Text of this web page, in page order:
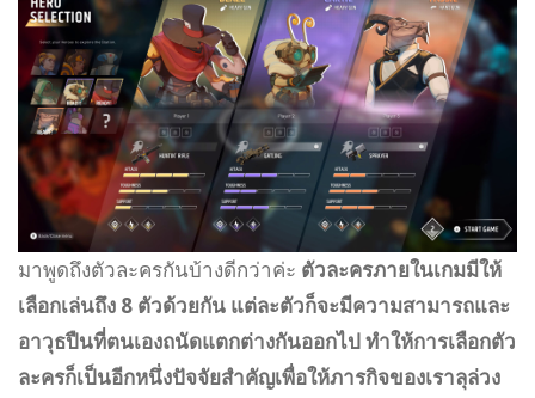
มาพูดถึงตัวละครกันบ้างดีกว่าค่ะ ตัวละครภายในเกมมีให้
เลือกเล่นถึง 8 ตัวด้วยกัน แต่ละตัวก็จะมีความสามารถและ
อาวุธปืนที่ตนเองถนัดแตกต่างกันออกไป ทำให้การเลือกตัว
ละครก็เป็นอีกหนึ่งปัจจัยสำคัญเพื่อให้ภารกิจของเราลุล่วง